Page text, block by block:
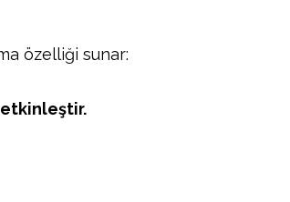
özelliği sunar:
etkinleştir.